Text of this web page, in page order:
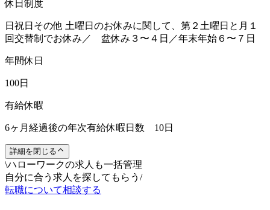
休日制度
日祝日その他 土曜日のお休みに関して、第２土曜日と月１
回交替制でお休み／ 盆休み３〜４日／年末年始６〜７日
年間休日
100日
有給休暇
6ヶ月経過後の年次有給休暇日数 10日
詳細を閉じる
\ハローワークの求人も一括管理
自分に合う求人を探してもらう /
転職について相談する